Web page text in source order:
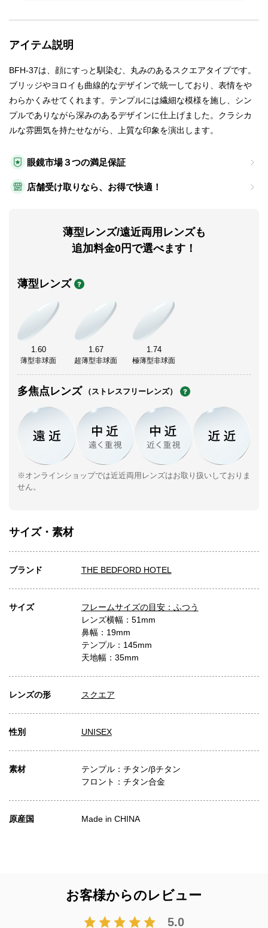
眼鏡市場３つの満足保証
店舗受け取りなら、お得で快適！
薄型レンズ/遠近両用レンズも
追加料金0円で選べます！
薄型レンズ
1.60
薄型非球面
1.67
超薄型非球面
1.74
極薄型非球面
多焦点レンズ （ストレスフリーレンズ）
※オンラインショップでは近近両用レンズはお取り扱いしておりま
せん。
アイテム説明
BFH-37は、顔にすっと馴染む、丸みのあるスクエアタイプです。
ブリッジやヨロイも曲線的なデザインで統一しており、表情をや
わらかくみせてくれます。テンプルには繊細な模様を施し、シン
プルでありながら深みのあるデザインに仕上げました。クラシカ
ルな雰囲気を持たせながら、上質な印象を演出します。
サイズ・素材
ブランド THE BEDFORD HOTEL
サイズ
フレームサイズの目安：ふつう
レンズ横幅：51mm
鼻幅：19mm
テンプル：145mm
天地幅：35mm
レンズの形 スクエア
性別 UNISEX
素材
テンプル：チタン/βチタン
フロント：チタン合金
原産国 Made in CHINA
お客様からのレビュー
5.0